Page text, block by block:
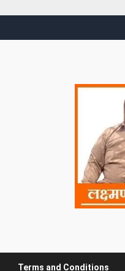
Terms and Conditions